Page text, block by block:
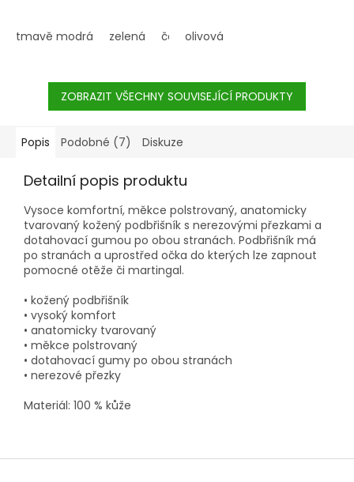
tmavě modrá zelená červená růžová
olivová
ZOBRAZIT VŠECHNY SOUVISEJÍCÍ PRODUKTY
Popis Podobné (7) Diskuze
Detailní popis produktu
Vysoce komfortní, měkce polstrovaný, anatomicky
tvarovaný kožený podbřišník s nerezovými přezkami a
dotahovací gumou po obou stranách. Podbřišník má
po stranách a uprostřed očka do kterých lze zapnout
pomocné otěže či martingal.
• kožený podbřišník
• vysoký komfort
• anatomicky tvarovaný
• měkce polstrovaný
• dotahovací gumy po obou stranách
• nerezové přezky
Materiál: 100 % kůže
Z